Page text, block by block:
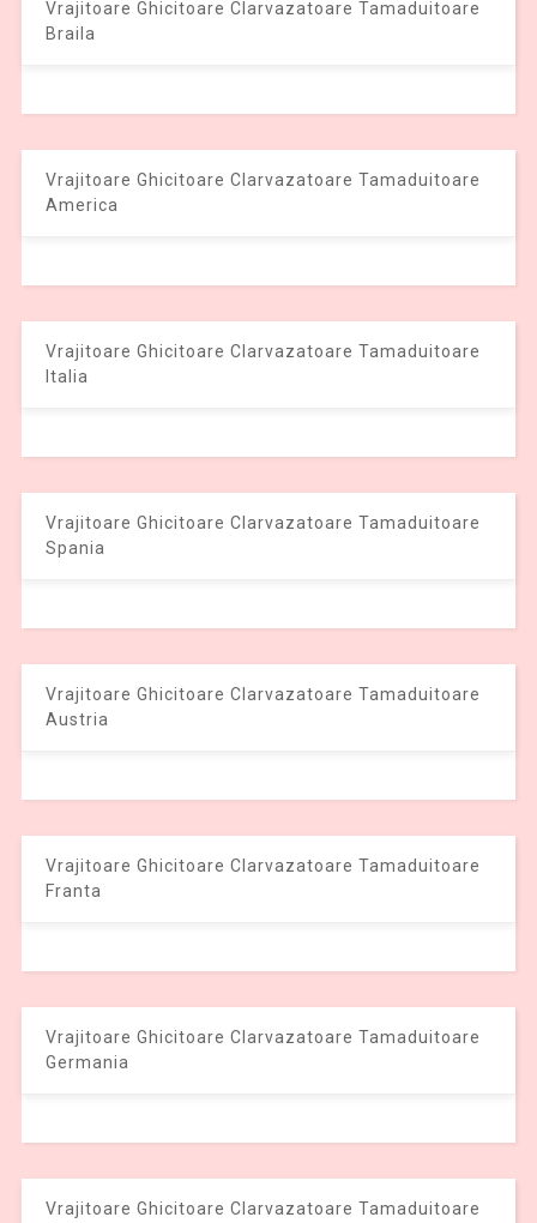
Vrajitoare Ghicitoare Clarvazatoare Tamaduitoare
Braila
Vrajitoare Ghicitoare Clarvazatoare Tamaduitoare
America
Vrajitoare Ghicitoare Clarvazatoare Tamaduitoare
Italia
Vrajitoare Ghicitoare Clarvazatoare Tamaduitoare
Spania
Vrajitoare Ghicitoare Clarvazatoare Tamaduitoare
Austria
Vrajitoare Ghicitoare Clarvazatoare Tamaduitoare
Franta
Vrajitoare Ghicitoare Clarvazatoare Tamaduitoare
Germania
Vrajitoare Ghicitoare Clarvazatoare Tamaduitoare